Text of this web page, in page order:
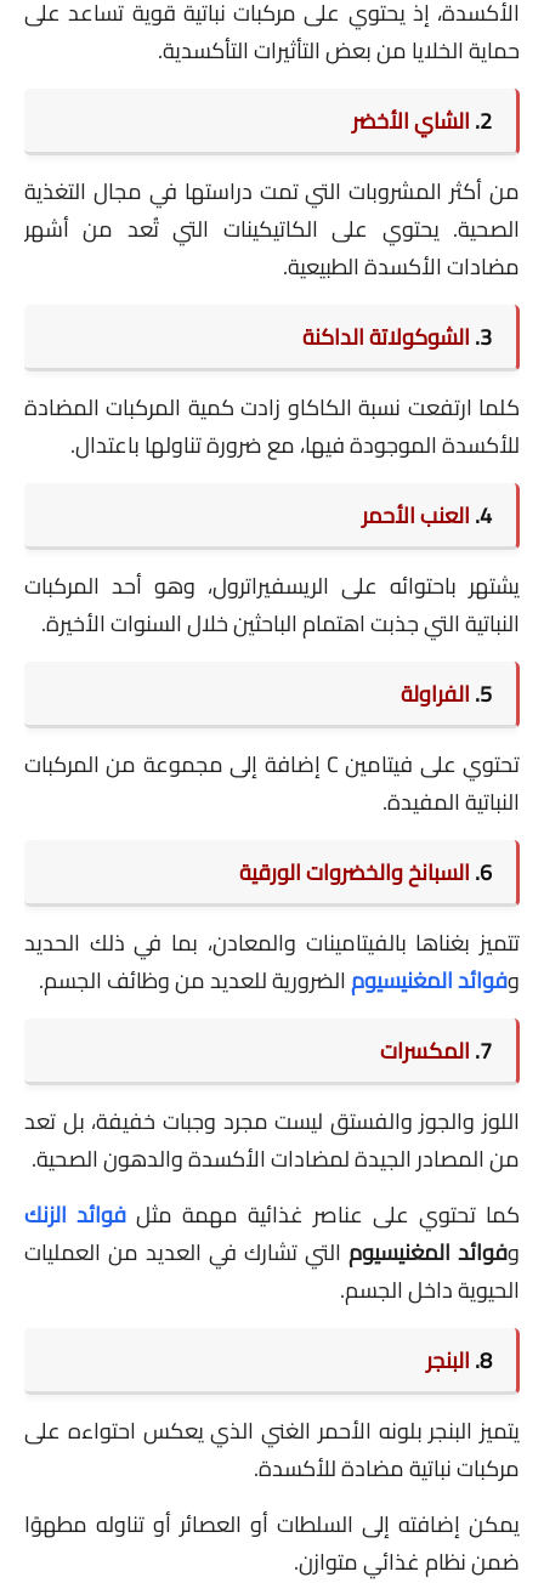
الأكسدة، إذ يحتوي على مركبات نباتية قوية تساعد على
حماية الخلايا من بعض التأثيرات التأكسدية.
2. الشاي الأخضر
من أكثر المشروبات التي تمت دراستها في مجال التغذية
الصحية. يحتوي على الكاتيكينات التي تُعد من أشهر
مضادات الأكسدة الطبيعية.
3. الشوكولاتة الداكنة
كلما ارتفعت نسبة الكاكاو زادت كمية المركبات المضادة
للأكسدة الموجودة فيها، مع ضرورة تناولها باعتدال.
4. العنب الأحمر
يشتهر باحتوائه على الريسفيراترول، وهو أحد المركبات
النباتية التي جذبت اهتمام الباحثين خلال السنوات الأخيرة.
5. الفراولة
تحتوي على فيتامين C إضافة إلى مجموعة من المركبات
النباتية المفيدة.
6. السبانخ والخضروات الورقية
تتميز بغناها بالفيتامينات والمعادن، بما في ذلك الحديد
وفوائد المغنيسيومالضرورية للعديد من وظائف الجسم.
7. المكسرات
اللوز والجوز والفستق ليست مجرد وجبات خفيفة، بل تعد
من المصادر الجيدة لمضادات الأكسدة والدهون الصحية.
كما تحتوي على عناصر غذائية مهمة مثل فوائد الزنك
وفوائد المغنيسيوم التي تشارك في العديد من العمليات
الحيوية داخل الجسم.
8. البنجر
يتميز البنجر بلونه الأحمر الغني الذي يعكس احتواءه على
مركبات نباتية مضادة للأكسدة.
يمكن إضافته إلى السلطات أو العصائر أو تناوله مطهوًا
ضمن نظام غذائي متوازن.